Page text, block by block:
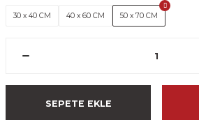
30 x 40 CM 40 x 60 CM 50 x 70 CM
SEPETE EKLE